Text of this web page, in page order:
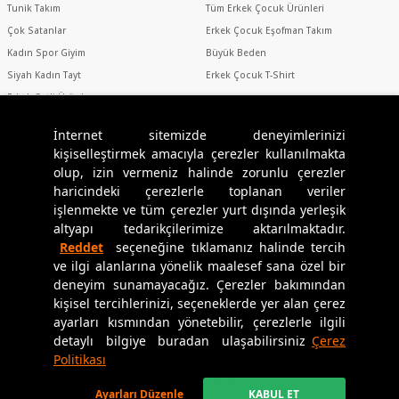
İnternet sitemizde deneyimlerinizi
kişiselleştirmek amacıyla çerezler kullanılmakta
olup, izin vermeniz halinde zorunlu çerezler
haricindeki çerezlerle toplanan veriler
işlenmekte ve tüm çerezler yurt dışında yerleşik
altyapı tedarikçilerimize aktarılmaktadır.
Reddet
seçeneğine tıklamanız halinde tercih
ve ilgi alanlarına yönelik maalesef sana özel bir
deneyim sunamayacağız. Çerezler bakımından
kişisel tercihlerinizi, seçeneklerde yer alan çerez
ayarları kısmından yönetebilir, çerezlerle ilgili
detaylı bilgiye buradan ulaşabilirsiniz Çerez
Politikası
Ayarları Düzenle KABUL ET
hem günlük yaşantınızda hem de özel günlerde tarzınızı yansıtan
kombinler yapabilirsiniz.
Kadın spor atletler
ile de uyumlu olan TOMMYLIFE bayan
pantolonlar, sıcak yaz günlerinde ferah ve konforlu bir kullanım
sunar. Bu pantolonlar, spor atletlerle bir arada kullanıldığında hem
renk seçenekleri sayesinde her zevke hitap eden bu pantolonlar,
günlük yaşantınızda ve özel günlerde tarzınızı yansıtmanızı
kolaylaştırır.
Kadın Pantolon Modelleri
TOMMYLIFE kadın pantolon modelleri, farklı kumaş ve kesimlerle
her türlü ihtiyaca ve zevke uygun seçenekler sunar. İnce ve hafif
kumaştan üretilen pantolonlar, sıcak yaz günlerinde terletmeyen
yapısıyla idealdir. Ayrıca bu pantolonlar, iş ortamında ve özel
günlerde şık bir görünüm yakalamak için tercih edilebilir.
Geniş paça olan tasarımları da rahatlığı ve şıklığı ön planda tutanlar
için mükemmel bir seçimdir. Bu pantolonlar, hareket özgürlüğü
sağlayarak gün boyu rahat bir kullanım imkanı sunar.
Sosyal Medya
Uygulamamızı İndirin
Tunik Takım
Çok Satanlar
Kadın Spor Giyim
Siyah Kadın Tayt
Erkek Setli Ürünler
Tüm Erkek Çocuk Ürünleri
Erkek Çocuk Eşofman Takım
Büyük Beden
Erkek Çocuk T-Shirt
Copyright © 2024 Tommylife.com.trtüm hakları saklıdır.
alt yapısı ile geliştirilmiştir.